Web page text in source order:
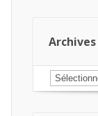
Archives
Archives